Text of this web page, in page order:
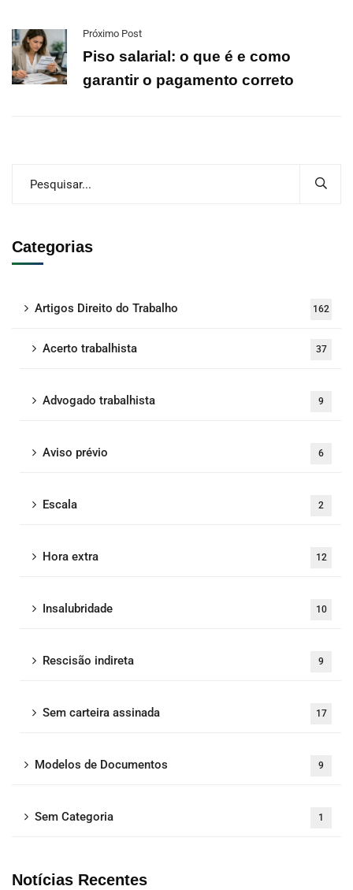
Próximo Post
Piso salarial: o que é e como
garantir o pagamento correto
Categorias
Artigos Direito do Trabalho 162
Acerto trabalhista 37
Advogado trabalhista 9
Aviso prévio 6
Escala 2
Hora extra 12
Insalubridade 10
Rescisão indireta 9
Sem carteira assinada 17
Modelos de Documentos 9
Sem Categoria 1
Notícias Recentes